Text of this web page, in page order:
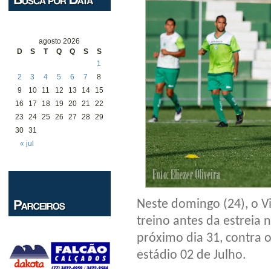
agosto 2026
D
S T Q Q S S
« jul
1
2
3 4 5 6 7
8
9
10 11 12 13 14
15
16
17 18 19 20 21
22
23
24 25 26 27 28 29
30 31
Neste domingo (24), o
treino antes da estreia
próximo dia 31, contra
estádio 02 de Julho.